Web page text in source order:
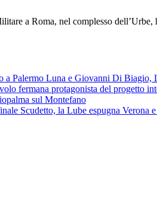
a Roma, nel complesso
Luna e Giovanni Di Biagio,
fermana protagonista del progetto
sul Montefano
Scudetto, la Lube espugna Verona